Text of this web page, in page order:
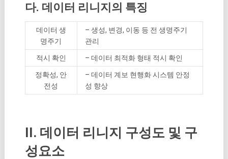
다. 데이터 리니지의 특징
데이터 생
명주기
– 생성, 변경, 이동 등 전 생명주기
관리
적시 확인 – 데이터 최적화 형태 적시 확인
정확성, 안
전성
– 데이터 계보 현행화 시스템 안정
성 향상
II. 데이터 리니지 구성도 및 구
성요소